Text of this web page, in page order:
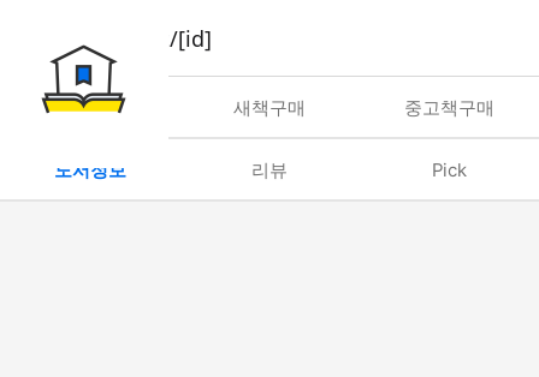
book/rent/[id]
대여 새책구매 중고책구매
도서정보 리뷰 Pick